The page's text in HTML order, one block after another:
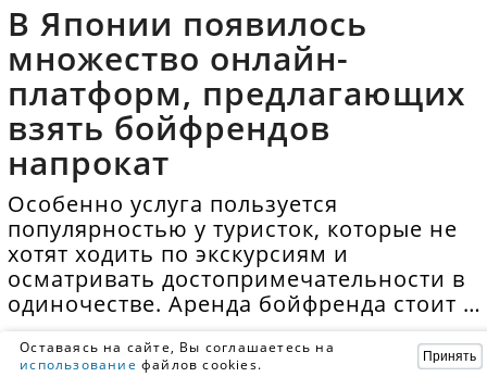
В Японии появилось
множество онлайн-
платформ, предлагающих
взять бойфрендов
напрокат
Особенно услуга пользуется
популярностью у туристок, которые не
хотят ходить по экскурсиям и
осматривать достопримечательности в
одиночестве. Аренда бойфренда стоит в
Оставаясь на сайте, Вы соглашаетесь на
использование файлов cookies. Принять